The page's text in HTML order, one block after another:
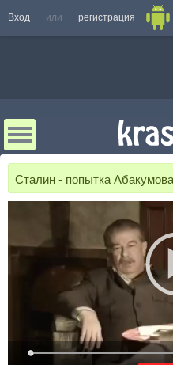
Вход или регистрация
Сталин - попытка